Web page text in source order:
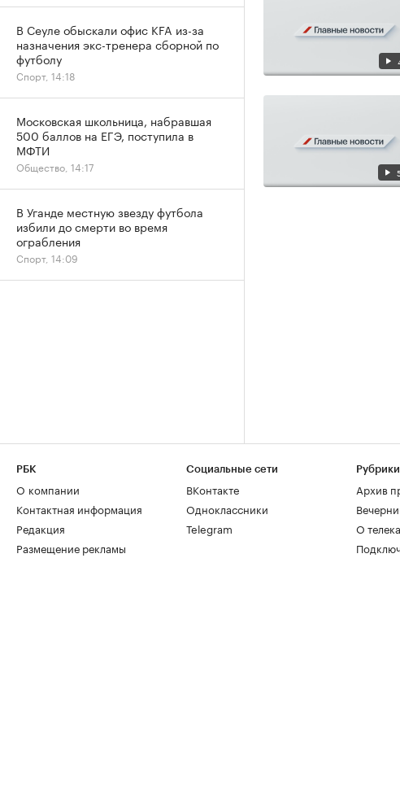
В Сеуле обыскали офис KFA из-за
назначения экс-тренера сборной по
футболу
Спорт, 14:18
Московская школьница, набравшая
500 баллов на ЕГЭ, поступила в
МФТИ
Общество, 14:17
В Уганде местную звезду футбола
избили до смерти во время
ограбления
Спорт, 14:09
РБК
О компании
Контактная информация
Редакция
Размещение рекламы
Социальные сети
ВКонтакте
Одноклассники
Telegram
Рубрики
Архив
О